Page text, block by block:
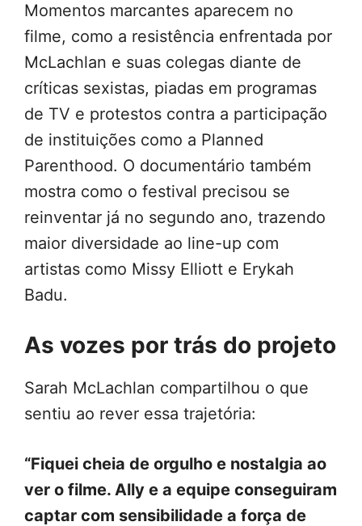
Momentos marcantes aparecem no
filme, como a resistência enfrentada por
McLachlan e suas colegas diante de
críticas sexistas, piadas em programas
de TV e protestos contra a participação
de instituições como a Planned
Parenthood. O documentário também
mostra como o festival precisou se
reinventar já no segundo ano, trazendo
maior diversidade ao line-up com
artistas como Missy Elliott e Erykah
Badu.
As vozes por trás do projeto
Sarah McLachlan compartilhou o que
sentiu ao rever essa trajetória:
“Fiquei cheia de orgulho e nostalgia ao
ver o filme. Ally e a equipe conseguiram
captar com sensibilidade a força de